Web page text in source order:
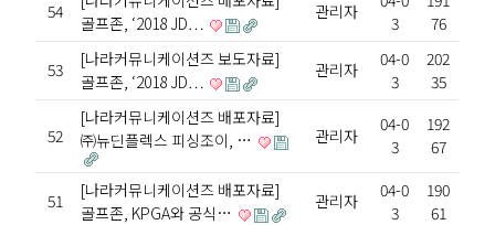
54
골프존, ‘2018 JD…
관리자
3
76
53
[나라커뮤니케이션즈 보도자료]
골프존, ‘2018 JD…
관리자
04-0
3
202
35
52
[나라커뮤니케이션즈 배포자료]
㈜뉴딘플렉스 피싱조이, …
관리자
04-0
3
192
67
51
[나라커뮤니케이션즈 배포자료]
골프존, KPGA와 공식…
관리자
04-0
3
190
61